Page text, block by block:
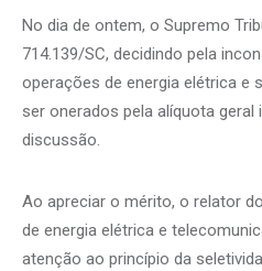
No dia de ontem, o Supremo
714.139/SC, decidindo pela
operações de energia elétrica e
ser onerados pela alíquota
discussão.
Ao apreciar o mérito, o relator
de energia elétrica e
atenção ao princípio da